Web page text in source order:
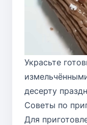
Украсьте
десерту
Советы по
Для